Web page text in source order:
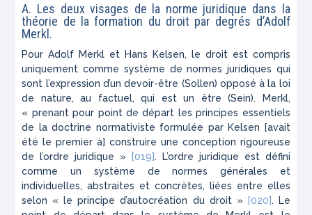
A. Les deux visages de la norme juridique dans la
théorie de la formation du droit par degrés d’Adolf
Merkl.
Pour Adolf Merkl et Hans Kelsen, le droit est compris
uniquement comme système de normes juridiques qui
sont l’expression d’un devoir-être (Sollen) opposé à la loi
de nature, au factuel, qui est un être (Sein). Merkl,
« prenant pour point de départ les principes essentiels
de la doctrine normativiste formulée par Kelsen [avait
été le premier à] construire une conception rigoureuse
de l’ordre juridique » [019]. L’ordre juridique est défini
comme un système de normes générales et
individuelles, abstraites et concrètes, liées entre elles
selon « le principe d’autocréation du droit » [020]. Le